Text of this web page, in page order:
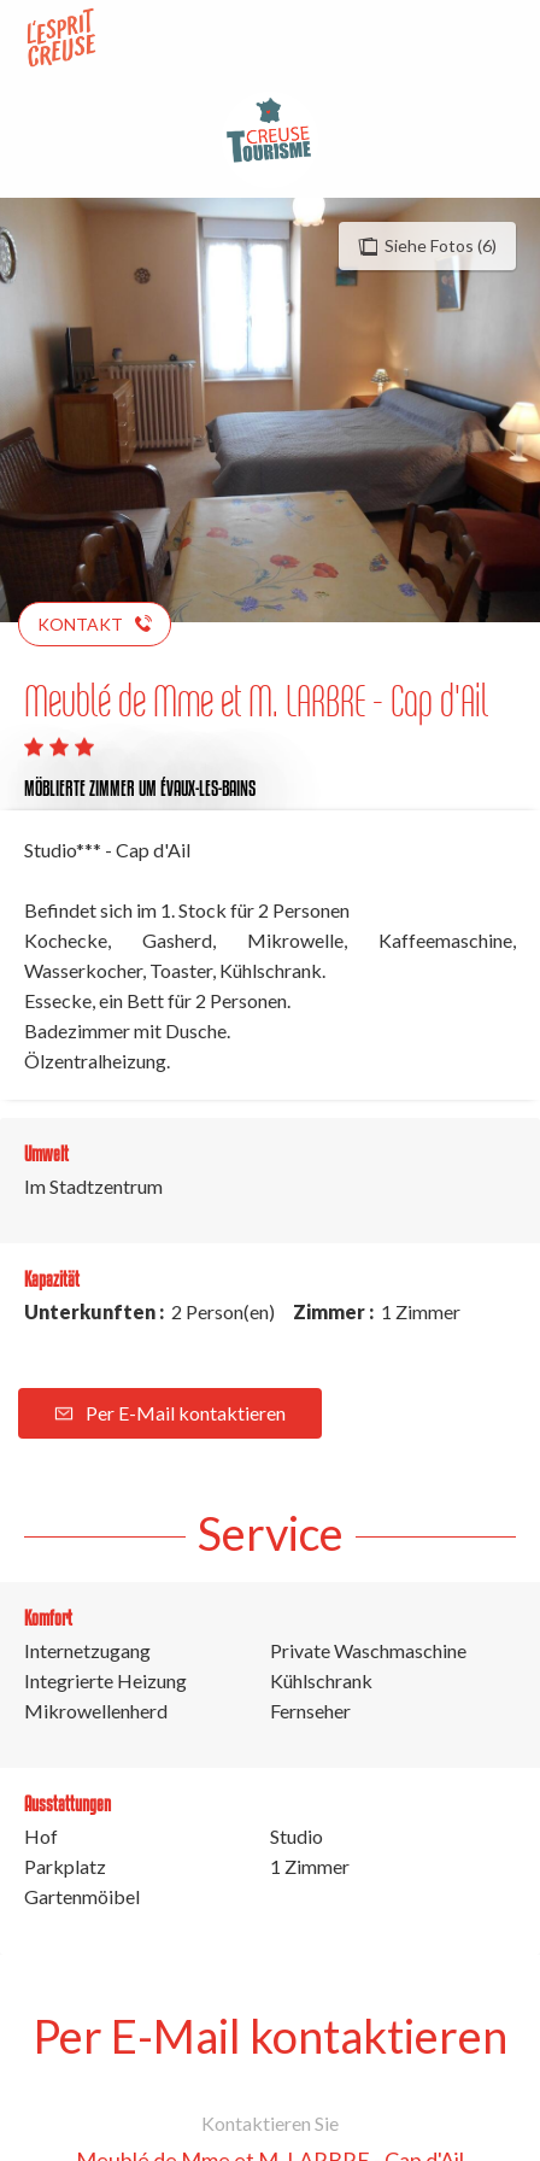
contenu
Siehe Fotos (6)
KONTAKT
Meublé de Mme et M. LARBRE - Cap d'Ail
MÖBLIERTE ZIMMER UM ÉVAUX-LES-BAINS
Studio*** - Cap d'Ail
Befindet sich im 1. Stock für 2 Personen
Kochecke, Gasherd, Mikrowelle, Kaffeemaschine,
Wasserkocher, Toaster, Kühlschrank.
Essecke, ein Bett für 2 Personen.
Badezimmer mit Dusche.
Ölzentralheizung.
Umwelt
Im Stadtzentrum
Kapazität
Unterkunften : 2 Person(en) Zimmer : 1 Zimmer
Per E-Mail kontaktieren
Service
Komfort
Internetzugang
Integrierte Heizung
Mikrowellenherd
Private Waschmaschine
Kühlschrank
Fernseher
Ausstattungen
Hof
Parkplatz
Gartenmöibel
Studio
1 Zimmer
Per E-Mail kontaktieren
Kontaktieren Sie